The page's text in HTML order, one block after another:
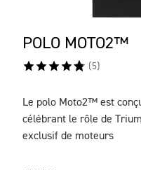
POLO MOTO2™
( 5)
DESCRIPTION
Le polo Moto2™ est
célébrant le rôle de
exclusif de moteurs